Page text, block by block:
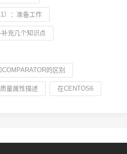
）：准备工作
充几个知识点
的区别
量属性描述 在CENTOS6